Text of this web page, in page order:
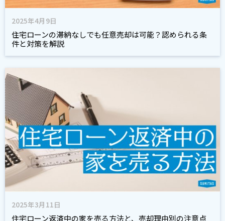
2025年4月9日
住宅ローンの滞納なしでも任意売却は可能？認められる条
件と対策を解説
2025年3月11日
住宅ローン返済中の家を売る方法と、売却理由別の注意点